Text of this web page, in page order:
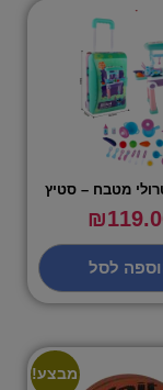
מטבח – סטיץ
₪
לסל
מבצע!